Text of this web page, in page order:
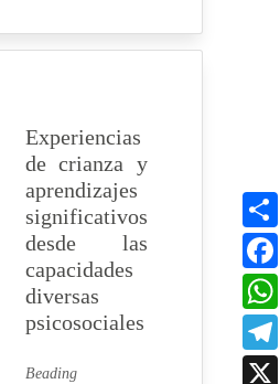
Experiencias
de crianza y
aprendizajes
significativos
desde las
capacidades
diversas
psicosociales
Beading